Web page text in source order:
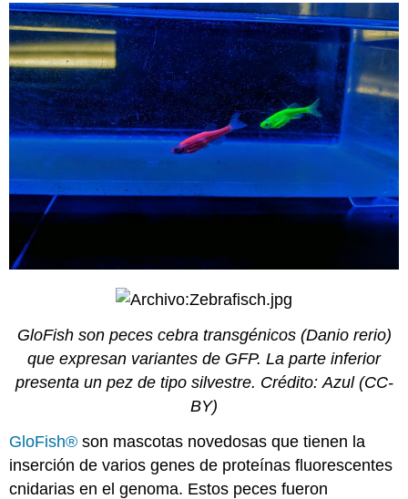
GloFish son peces cebra transgénicos (Danio rerio)
que expresan variantes de GFP. La parte inferior
presenta un pez de tipo silvestre. Crédito: Azul (CC-
BY)
GloFish® son mascotas novedosas que tienen la
inserción de varios genes de proteínas fluorescentes
cnidarias en el genoma. Estos peces fueron